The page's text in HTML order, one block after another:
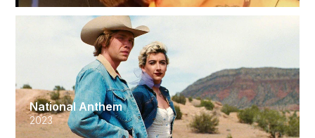
National Anthem
2023